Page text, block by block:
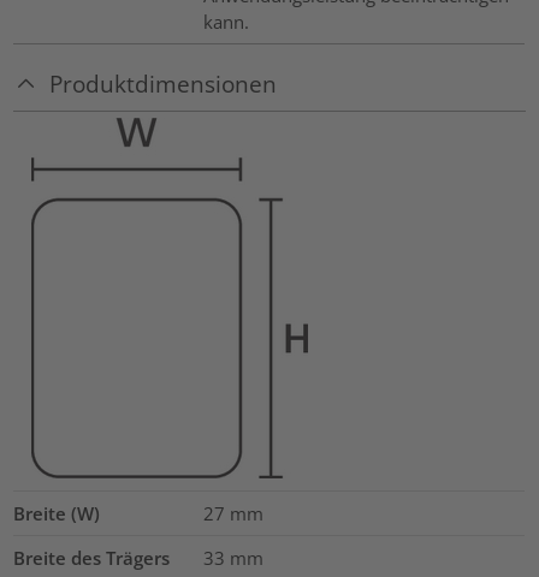
kann.
Produktdimensionen
Breite (W) 27 mm
Breite des Trägers
33 mm